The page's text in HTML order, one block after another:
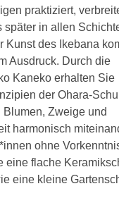
praktiziert,
später in allen
Kunst des Ikebana
Ausdruck. Durch die
Kaneko erhalten Sie
der Ohara-
Blumen, Zweige und
harmonisch
ohne
eine flache
eine kleine